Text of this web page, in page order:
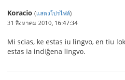
Koracio (แสดงโปรไฟล์)
31 สิงหาคม 2010, 16:47:34
Mi scias, ke estas iu lingvo, en tiu
estas ia indiĝena lingvo.